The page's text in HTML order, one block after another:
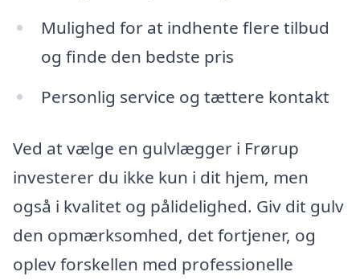
Mulighed for at indhente flere tilbud
og finde den bedste pris
Personlig service og tættere kontakt
Ved at vælge en gulvlægger i Frørup
investerer du ikke kun i dit hjem, men
også i kvalitet og pålidelighed. Giv dit gulv
den opmærksomhed, det fortjener, og
oplev forskellen med professionelle